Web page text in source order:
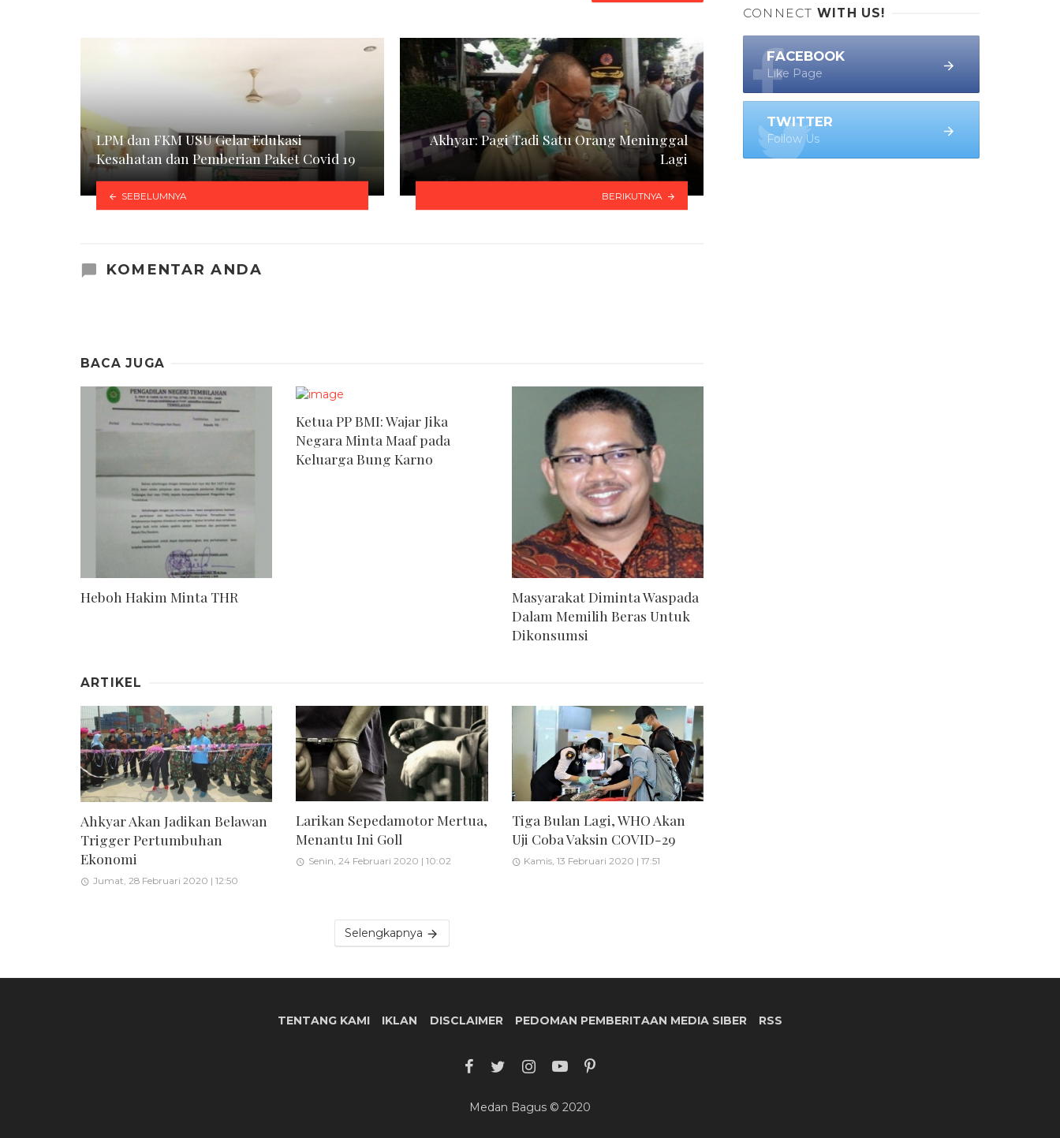
LPM dan FKM USU Gelar Edukasi
Kesahatan dan Pemberian Paket Covid 19
SEBELUMNYA
Akhyar: Pagi Tadi Satu Orang Meninggal
Lagi
BERIKUTNYA
KOMENTAR ANDA
BACA JUGA
Heboh Hakim Minta THR
Ketua PP BMI: Wajar Jika
Negara Minta Maaf pada
Keluarga Bung Karno
Masyarakat Diminta Waspada
Dalam Memilih Beras Untuk
Dikonsumsi
ARTIKEL
Ahkyar Akan Jadikan Belawan
Trigger Pertumbuhan
Ekonomi
Jumat, 28 Februari 2020 | 12:50
Larikan Sepedamotor Mertua,
Menantu Ini Goll
Senin, 24 Februari 2020 | 10:02
Tiga Bulan Lagi, WHO Akan
Uji Coba Vaksin COVID-29
Kamis, 13 Februari 2020 | 17:51
Selengkapnya
CONNECT WITH US!
FACEBOOK
Like Page
TWITTER
Follow Us
TENTANG KAMI IKLAN DISCLAIMER PEDOMAN PEMBERITAAN MEDIA SIBER RSS
Medan Bagus © 2020